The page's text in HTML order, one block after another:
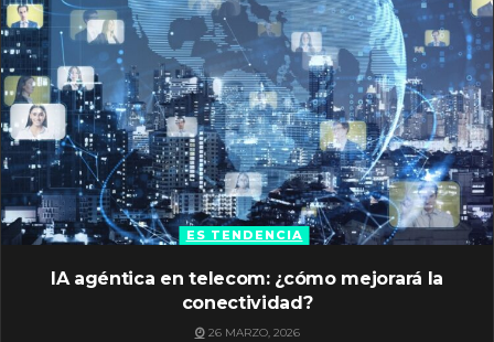
ES TENDENCIA
IA agéntica en telecom: ¿cómo mejorará la
conectividad?
26 MARZO, 2026